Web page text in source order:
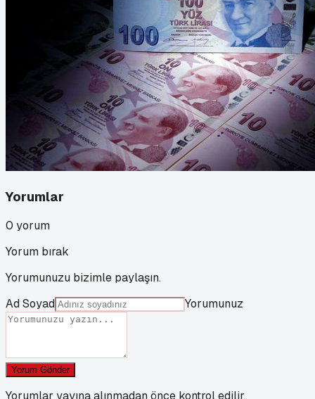
Yorumlar
0 yorum
Yorum bırak
Yorumunuzu bizimle paylaşın.
Ad Soyad
Yorumunuz
Yorum Gönder
Yorumlar yayına alınmadan önce kontrol edilir.